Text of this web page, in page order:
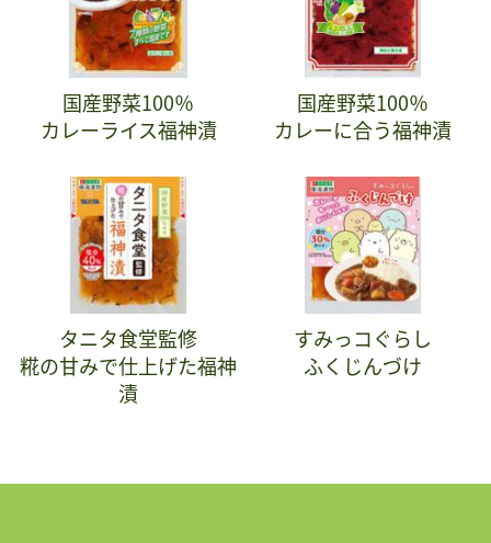
国産野菜100％
カレーライス福神漬
国産野菜100％
カレーに合う福神漬
タニタ食堂監修
糀の甘みで仕上げた福神
漬
すみっコぐらし
ふくじんづけ